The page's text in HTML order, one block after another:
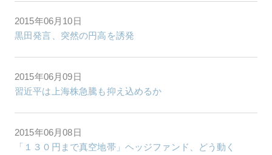
2015年06月10日
黒田発言、突然の円高を誘発
2015年06月09日
習近平は上海株急騰も抑え込めるか
2015年06月08日
「１３０円まで真空地帯」ヘッジファンド、どう動く